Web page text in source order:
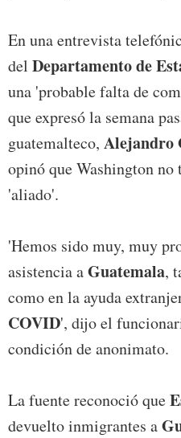
En una entrevista
del Departamento de
una 'probable falta de
que expresó la semana
guatemalteco, Alejandro
opinó que Washington no
'aliado'.
'Hemos sido muy, muy
asistencia aGuatemala,
como en la ayuda
COVID', dijo el
condición de anonimato.
La fuente reconoció que
devuelto inmigrantes a